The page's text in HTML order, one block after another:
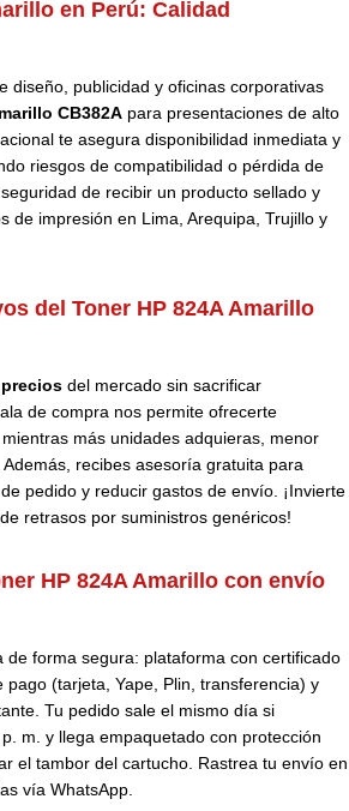
en Perú: Calidad
diseño, publicidad y oficinas corporativas
CB382A para presentaciones de alto
te asegura disponibilidad inmediata y
riesgos de compatibilidad o pérdida de
de recibir un producto sellado y
de impresión en Lima, Arequipa, Trujillo y
del Toner HP 824A Amarillo
precios del mercado sin sacrificar
de compra nos permite ofrecerte
más unidades adquieras, menor
recibes asesoría gratuita para
pedido y reducir gastos de envío. ¡Invierte
retrasos por suministros genéricos!
HP 824A Amarillo con envío
de forma segura: plataforma con certificado
pago (tarjeta, Yape, Plin, transferencia) y
Tu pedido sale el mismo día si
m. y llega empaquetado con protección
el tambor del cartucho. Rastrea tu envío en
vía WhatsApp.